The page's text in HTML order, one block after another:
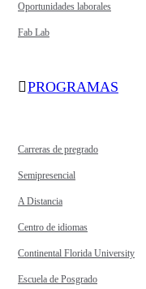
Oportunidades laborales
Fab Lab
PROGRAMAS
Carreras de pregrado
Semipresencial
A Distancia
Centro de idiomas
Continental Florida University
Escuela de Posgrado